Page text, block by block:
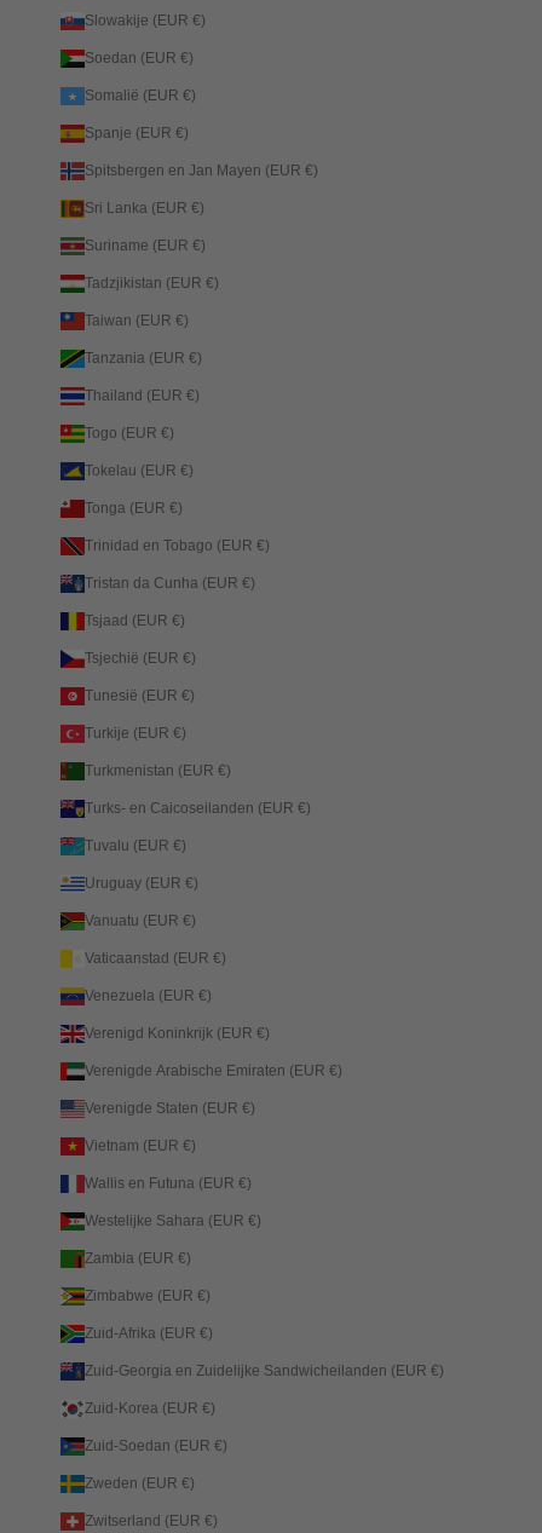
Slowakije (EUR €)
Soedan (EUR €)
Somalië (EUR €)
Spanje (EUR €)
Spitsbergen en Jan Mayen (EUR €)
Sri Lanka (EUR €)
Suriname (EUR €)
Tadzjikistan (EUR €)
Taiwan (EUR €)
Tanzania (EUR €)
Thailand (EUR €)
Togo (EUR €)
Tokelau (EUR €)
Tonga (EUR €)
Trinidad en Tobago (EUR €)
Tristan da Cunha (EUR €)
Tsjaad (EUR €)
Tsjechië (EUR €)
Tunesië (EUR €)
Turkije (EUR €)
Turkmenistan (EUR €)
Turks- en Caicoseilanden (EUR €)
Tuvalu (EUR €)
Uruguay (EUR €)
Vanuatu (EUR €)
Vaticaanstad (EUR €)
Venezuela (EUR €)
Verenigd Koninkrijk (EUR €)
Verenigde Arabische Emiraten (EUR €)
Verenigde Staten (EUR €)
Vietnam (EUR €)
Wallis en Futuna (EUR €)
Westelijke Sahara (EUR €)
Zambia (EUR €)
Zimbabwe (EUR €)
Zuid-Afrika (EUR €)
Zuid-Georgia en Zuidelijke Sandwicheilanden (EUR €)
Zuid-Korea (EUR €)
Zuid-Soedan (EUR €)
Zweden (EUR €)
Zwitserland (EUR €)